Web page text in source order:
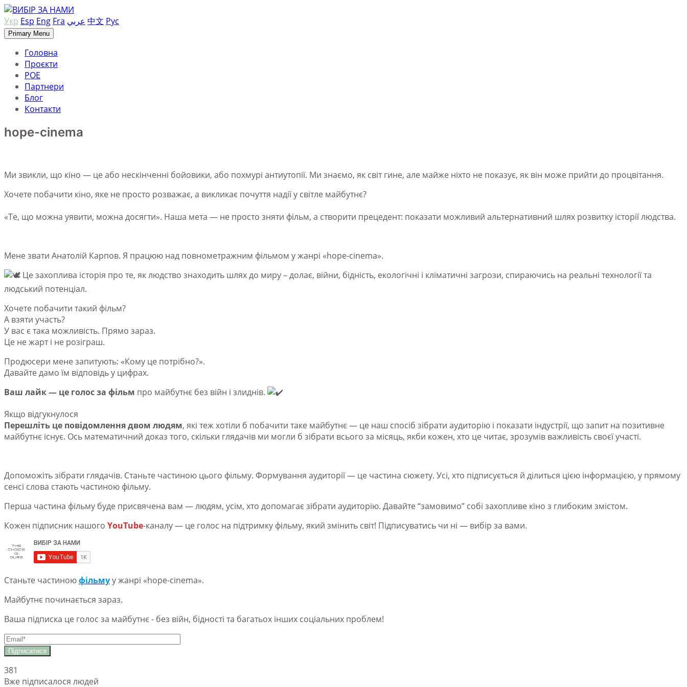
Skip
to
content
Укр Esp Eng Fra عربي 中文 Рус
Primary Menu
Головна
Проєкти
РОЕ
Партнери
Блог
Контакти
hope-cinema
Ми звикли, що кіно — це або нескінченні бойовики, або похмурі антиутопії. Ми знаємо, як світ гине, але майже ніхто не показує, як він може прийти до процвітання.
Хочете побачити кіно, яке не просто розважає, а викликає почуття надії у світле майбутнє?
«Те, що можна уявити, можна досягти». Наша мета — не просто зняти фільм, а створити прецедент: показати можливий альтернативний шлях розвитку історії людства.
Мене звати Анатолій Карпов. Я працюю над повнометражним фільмом у жанрі «hope-cinema».
Це захоплива історія про те, як людство знаходить шлях до миру – долає, війни, бідність, екологічні і кліматичні загрози, спираючись на реальні технології та
людський потенціал.
Хочете побачити такий фільм?
А взяти участь?
У вас є така можливість. Прямо зараз.
Це не жарт і не розіграш.
Продюсери мене запитують: «Кому це потрібно?».
Давайте дамо їм відповідь у цифрах.
Ваш лайк — це голос за фільм про майбутнє без війн і злиднів.
Якщо відгукнулося
Перешліть це повідомлення двом людям, які теж хотіли б побачити таке майбутнє — це наш спосіб зібрати аудиторію і показати індустрії, що запит на позитивне
майбутнє існує. Ось математичний доказ того, скільки глядачів ми могли б зібрати всього за місяць, якби кожен, хто це читає, зрозумів важливість своєї участі.
Допоможіть зібрати глядачів. Станьте частиною цього фільму. Формування аудиторії — це частина сюжету. Усі, хто підписується й ділиться цією інформацією, у прямому
сенсі слова стають частиною фільму.
Перша частина фільму буде присвячена вам — людям, усім, хто допомагає зібрати аудиторію. Давайте “замовимо” собі захопливе кіно з глибоким змістом.
Кожен підписник нашого YouTube-каналу — це голос на підтримку фільму, який змінить світ! Підписуватись чи ні — вибір за вами.
Станьте частиноюфільмуу жанрі «hope-cinema».
Майбутнє починається зараз.
Ваша підписка це голос за майбутнє - без війн, бідності та багатьох інших соціальних проблем!
381
Вже підписалося людей